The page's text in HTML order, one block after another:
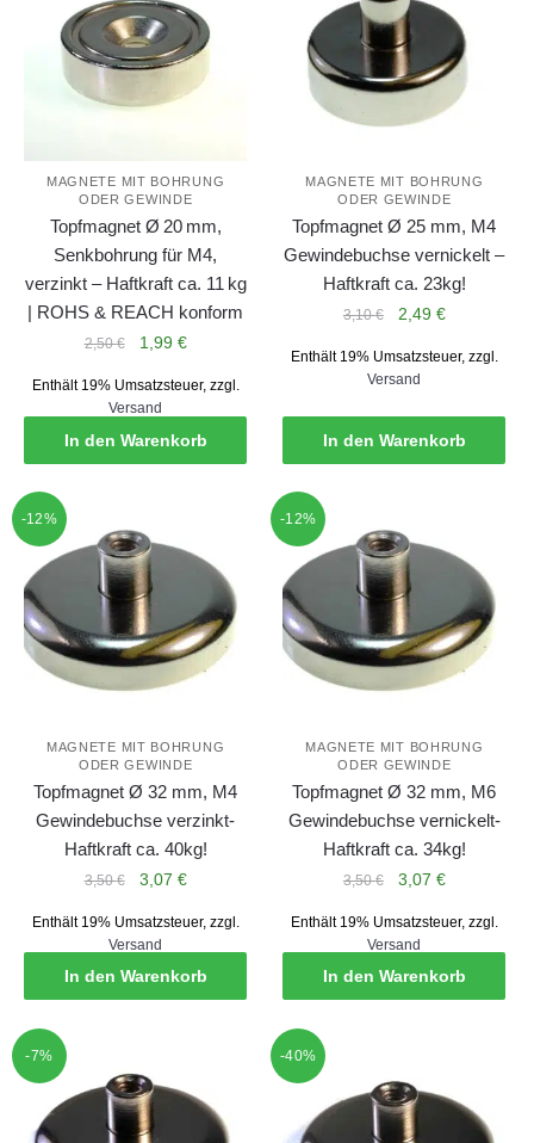
MAGNETE MIT BOHRUNG
ODER GEWINDE
Topfmagnet Ø 20 mm,
Senkbohrung für M4,
verzinkt – Haftkraft ca. 11 kg
| ROHS & REACH konform
2,50€
Ursprünglicher
war:
2,50 €
1,99 €Aktueller
ist:
1,99 €.
Enthält 19% Umsatzsteuer, zzgl.
Versand
In den Warenkorb
MAGNETE MIT BOHRUNG
ODER GEWINDE
Topfmagnet Ø 25 mm, M4
Gewindebuchse vernickelt –
Haftkraft ca. 23kg!
3,10€
Ursprünglicher
war:
3,10 €
2,49 €Aktueller
ist:
Enthält 19% Umsatzsteuer, zzgl.
Versand
In den Warenkorb
-12%
MAGNETE MIT BOHRUNG
ODER GEWINDE
Topfmagnet Ø 32 mm, M4
Gewindebuchse verzinkt-
Haftkraft ca. 40kg!
3,50€
Ursprünglicher
war:
3,50 €
3,07 €Aktueller
ist:
3,07 €.
Enthält 19% Umsatzsteuer, zzgl.
Versand
In den Warenkorb
-12%
MAGNETE MIT BOHRUNG
ODER GEWINDE
Topfmagnet Ø 32 mm, M6
Gewindebuchse vernickelt-
Haftkraft ca. 34kg!
3,50€
Ursprünglicher
war:
3,50 €
3,07 €Aktueller
ist:
3,07 €.
Enthält 19% Umsatzsteuer, zzgl.
Versand
In den Warenkorb
-7% -40%